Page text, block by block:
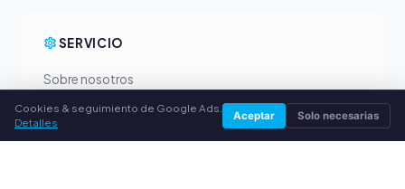
SERVICIO
Sobre nosotros
Aviso legal
Preguntas frecuentes (FAQ)
Cookies & seguimiento de Google Ads.
Detalles
Aceptar Solo necesarias